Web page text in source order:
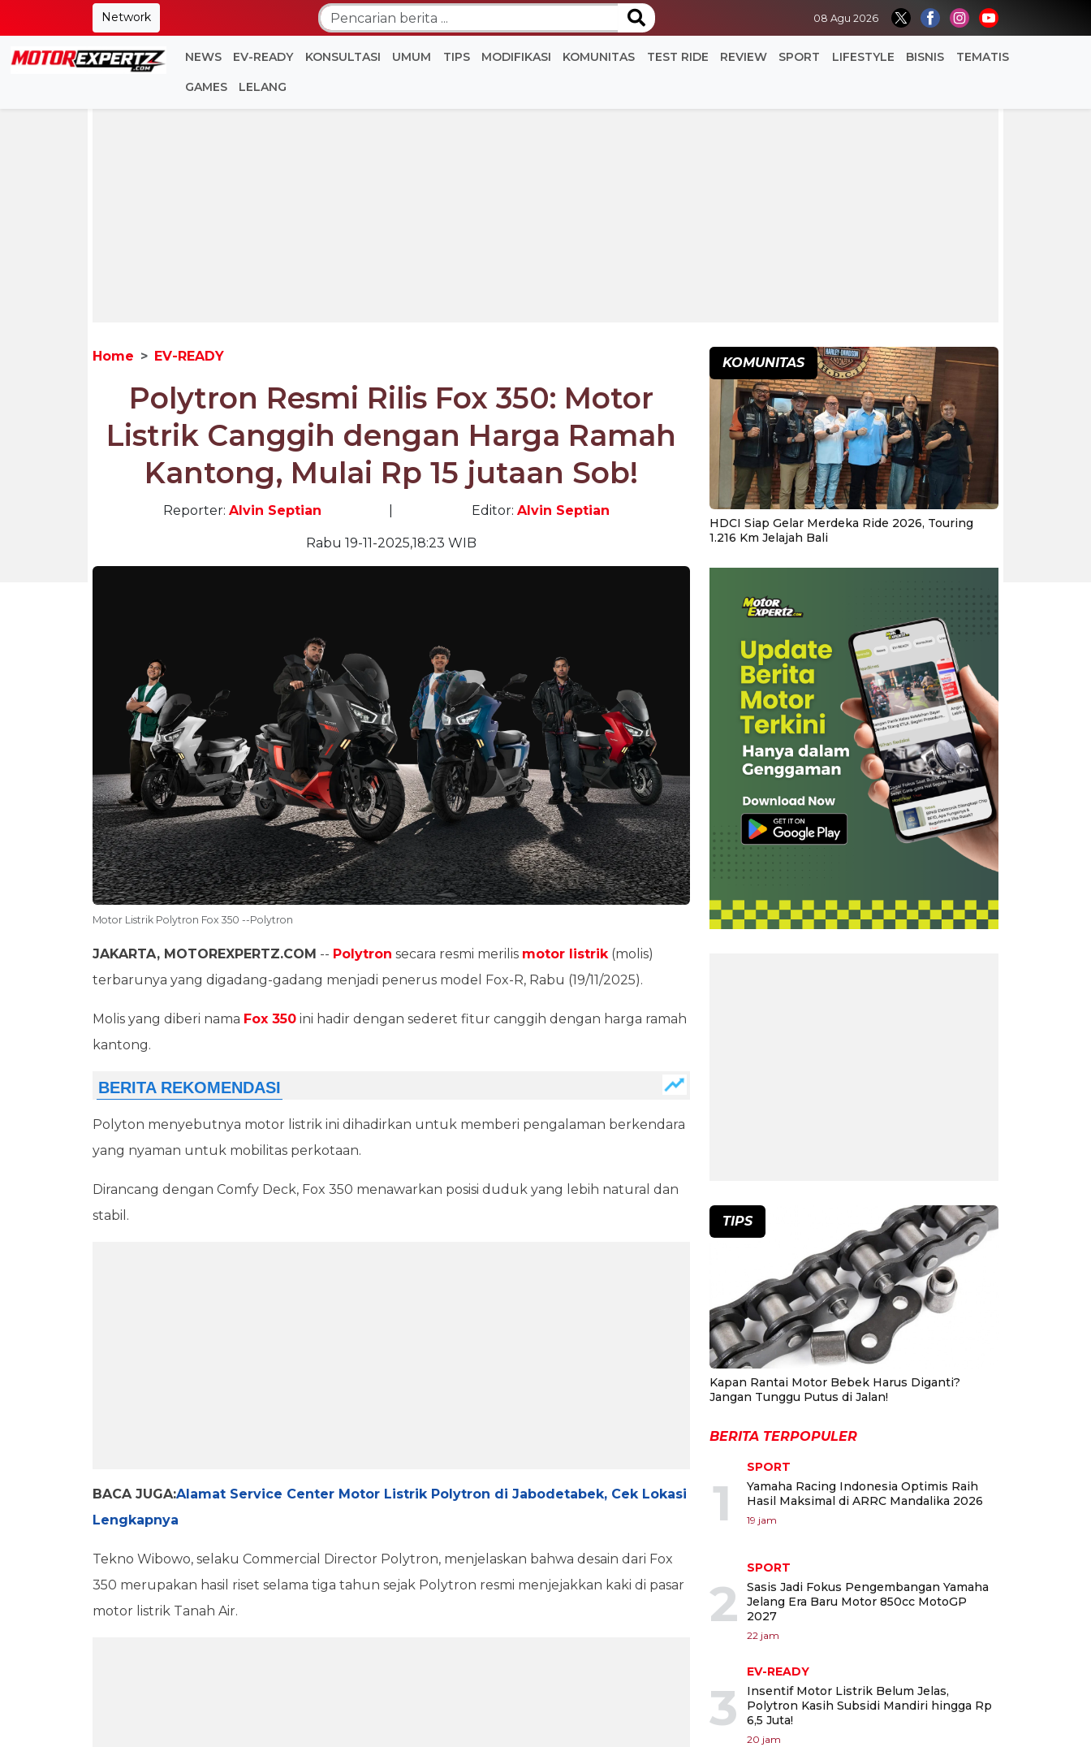
Network 08 Agu 2026
NEWS EV-READY KONSULTASI UMUM TIPS MODIFIKASI KOMUNITAS TEST RIDE REVIEW SPORT LIFESTYLE BISNIS TEMATIS
GAMES LELANG
Home EV-READY
Polytron Resmi Rilis Fox 350: Motor
Listrik Canggih dengan Harga Ramah
Kantong, Mulai Rp 15 jutaan Sob!
Reporter: Alvin Septian Editor: Alvin Septian
Rabu 19-11-2025,18:23 WIB
Motor Listrik Polytron Fox 350 --Polytron
JAKARTA, MOTOREXPERTZ.COM -- Polytron secara resmi merilis motor listrik(molis)
terbarunya yang digadang-gadang menjadi penerus model Fox-R, Rabu (19/11/2025).
Molis yang diberi nama Fox 350 ini hadir dengan sederet fitur canggih dengan harga ramah
kantong.
Polyton menyebutnya motor listrik ini dihadirkan untuk memberi pengalaman berkendara
yang nyaman untuk mobilitas perkotaan.
Dirancang dengan Comfy Deck, Fox 350 menawarkan posisi duduk yang lebih natural dan
stabil.
BACA JUGA:Alamat Service Center Motor Listrik Polytron di Jabodetabek, Cek Lokasi
Lengkapnya
Tekno Wibowo, selaku Commercial Director Polytron, menjelaskan bahwa desain dari Fox
350 merupakan hasil riset selama tiga tahun sejak Polytron resmi menjejakkan kaki di pasar
motor listrik Tanah Air.
KOMUNITAS
HDCI Siap Gelar Merdeka Ride 2026, Touring
1.216 Km Jelajah Bali
TIPS
Kapan Rantai Motor Bebek Harus Diganti?
Jangan Tunggu Putus di Jalan!
BERITA TERPOPULER
1
SPORT
Yamaha Racing Indonesia Optimis Raih
Hasil Maksimal di ARRC Mandalika 2026
19 jam
2
SPORT
Sasis Jadi Fokus Pengembangan Yamaha
Jelang Era Baru Motor 850cc MotoGP
2027
22 jam
3
EV-READY
Insentif Motor Listrik Belum Jelas,
Polytron Kasih Subsidi Mandiri hingga Rp
6,5 Juta!
20 jam